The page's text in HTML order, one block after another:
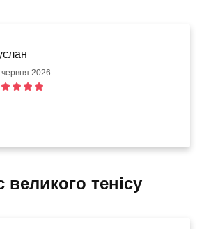
2026
великого тенісу